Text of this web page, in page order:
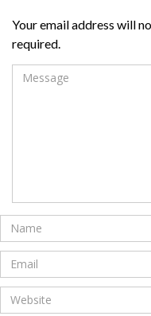
Your email address will
required.